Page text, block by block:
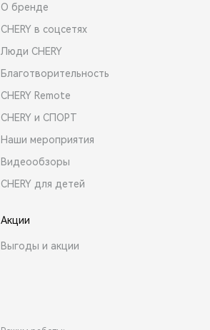
О бренде
CHERY в соцсетях
Люди CHERY
Благотворительность
CHERY Remote
CHERY и СПОРТ
Наши мероприятия
Видеообзоры
CHERY для детей
Акции
Выгоды и акции